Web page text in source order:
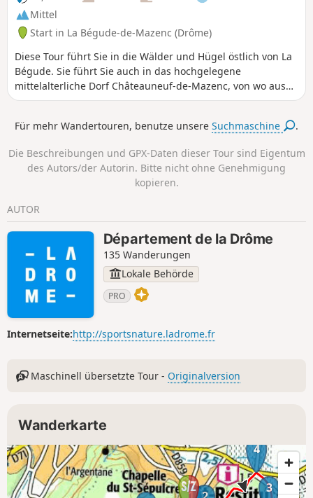
Mittel
Start in La Bégude-de-Mazenc (Drôme)
Diese Tour führt Sie in die Wälder und Hügel östlich von La
Bégude. Sie führt Sie auch in das hochgelegene
mittelalterliche Dorf Châteauneuf-de-Mazenc, von wo aus
Sie dank der atemberaubenden Aussicht die Felder und
Für mehr Wandertouren, benutze unsereSuchmaschine .
Die Beschreibungen und GPX-Daten dieser Tour sind Eigentum
des Autors/der Autorin. Bitte nicht ohne Genehmigung
kopieren.
AUTOR
Département de la Drôme
135 Wanderungen
Lokale Behörde
PRO
Internetseite:http://sportsnature.ladrome.fr
Maschinell übersetzte Tour - Originalversion
Wanderkarte
3
4